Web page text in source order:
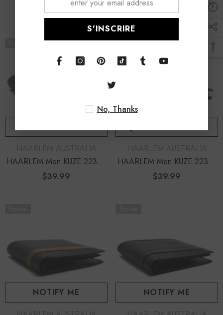
Leather Mini Wallet Brown
Prix
$28.00
habituel
HAARLEM Men KUZE 22350
Leather Wallet Black
Prix
$39.99
HAARLEM Men KUZE 22351
Leather Wallet Black
Prix
$39.99
NOTIFY ME
NOTIFY ME
S'INSCRIRE
No, Thanks